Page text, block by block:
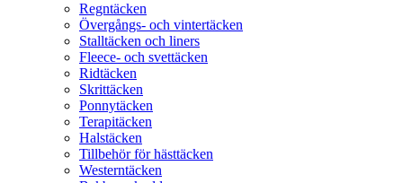
Regntäcken
Övergångs- och vintertäcken
Stalltäcken och liners
Fleece- och svettäcken
Ridtäcken
Skrittäcken
Ponnytäcken
Terapitäcken
Halstäcken
Tillbehör för hästtäcken
Westerntäcken